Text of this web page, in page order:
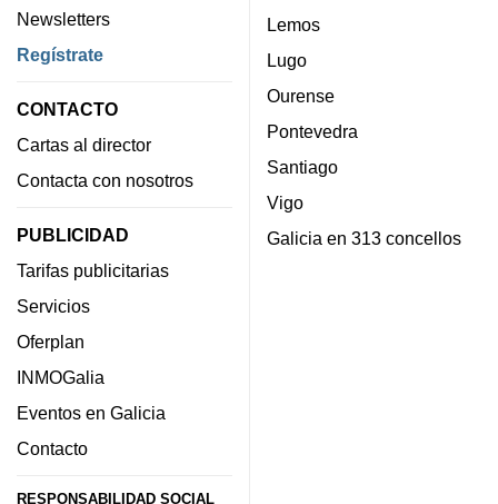
Newsletters
Regístrate
CONTACTO
Cartas al director
Contacta con nosotros
PUBLICIDAD
Tarifas publicitarias
Servicios
Oferplan
INMOGalia
Eventos en Galicia
Contacto
RESPONSABILIDAD SOCIAL
Lemos
Lugo
Ourense
Pontevedra
Santiago
Vigo
Galicia en 313 concellos